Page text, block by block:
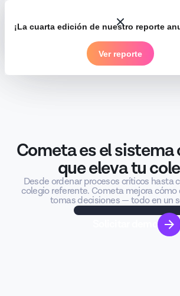
¡La cuarta edición de nuestro reporte
Ver reporte
Hay
Cometa es el
que eleva tu
Desde ordenar procesos críticos hasta
colegio referente. Cometa mejora cómo
tomas decisiones — todo en un